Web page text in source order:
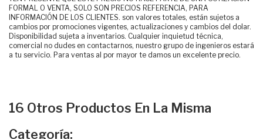
FORMAL O VENTA, SOLO SON PRECIOS REFERENCIA, PARA
INFORMACIÓN DE LOS CLIENTES. son valores totales, están sujetos a
cambios por promociones vigentes, actualizaciones y cambios del dolar.
Disponibilidad sujeta a inventarios. Cualquier inquietud técnica,
comercial no dudes en contactarnos, nuestro grupo de ingenieros estará
a tu servicio. Para ventas al por mayor te damos un excelente precio.
16 Otros Productos En La Misma
Categoría: